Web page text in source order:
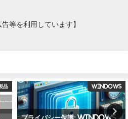
等を利用しています】
品 Windows